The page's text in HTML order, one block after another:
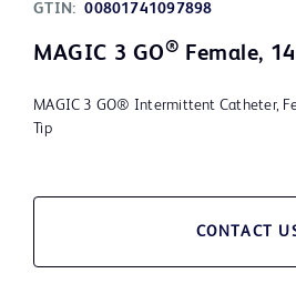
GTIN: 00801741097898
MAGIC 3 GO® Female,
MAGIC 3 GO® Intermittent Catheter,
Tip
CONTACT